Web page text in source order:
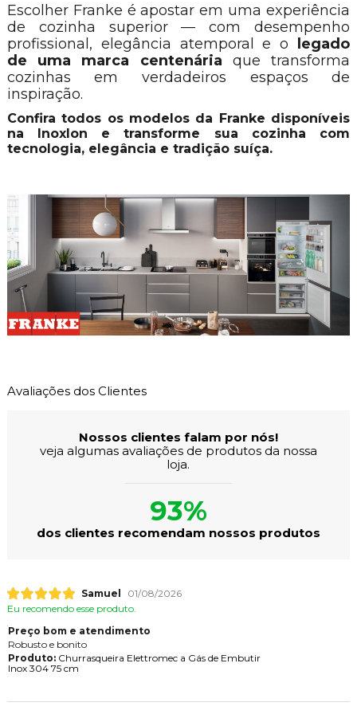
Escolher Franke é apostar em uma experiência
de cozinha superior — com desempenho
profissional, elegância atemporal e o
legado
de uma marca centenária que transforma
cozinhas em verdadeiros espaços de
inspiração.
Confira todos os modelos da Franke disponíveis
na Inoxlon e transforme sua cozinha com
tecnologia, elegância e tradição suíça.
Avaliações dos Clientes
Nossos clientes falam por nós!
veja algumas avaliações de produtos da nossa
loja.
93%
dos clientes recomendam nossos produtos
Samuel
01/08/2026
Eu recomendo esse produto.
Preço bom e atendimento
Robusto e bonito
Produto:Churrasqueira Elettromec a Gás de Embutir
Inox 304 75 cm